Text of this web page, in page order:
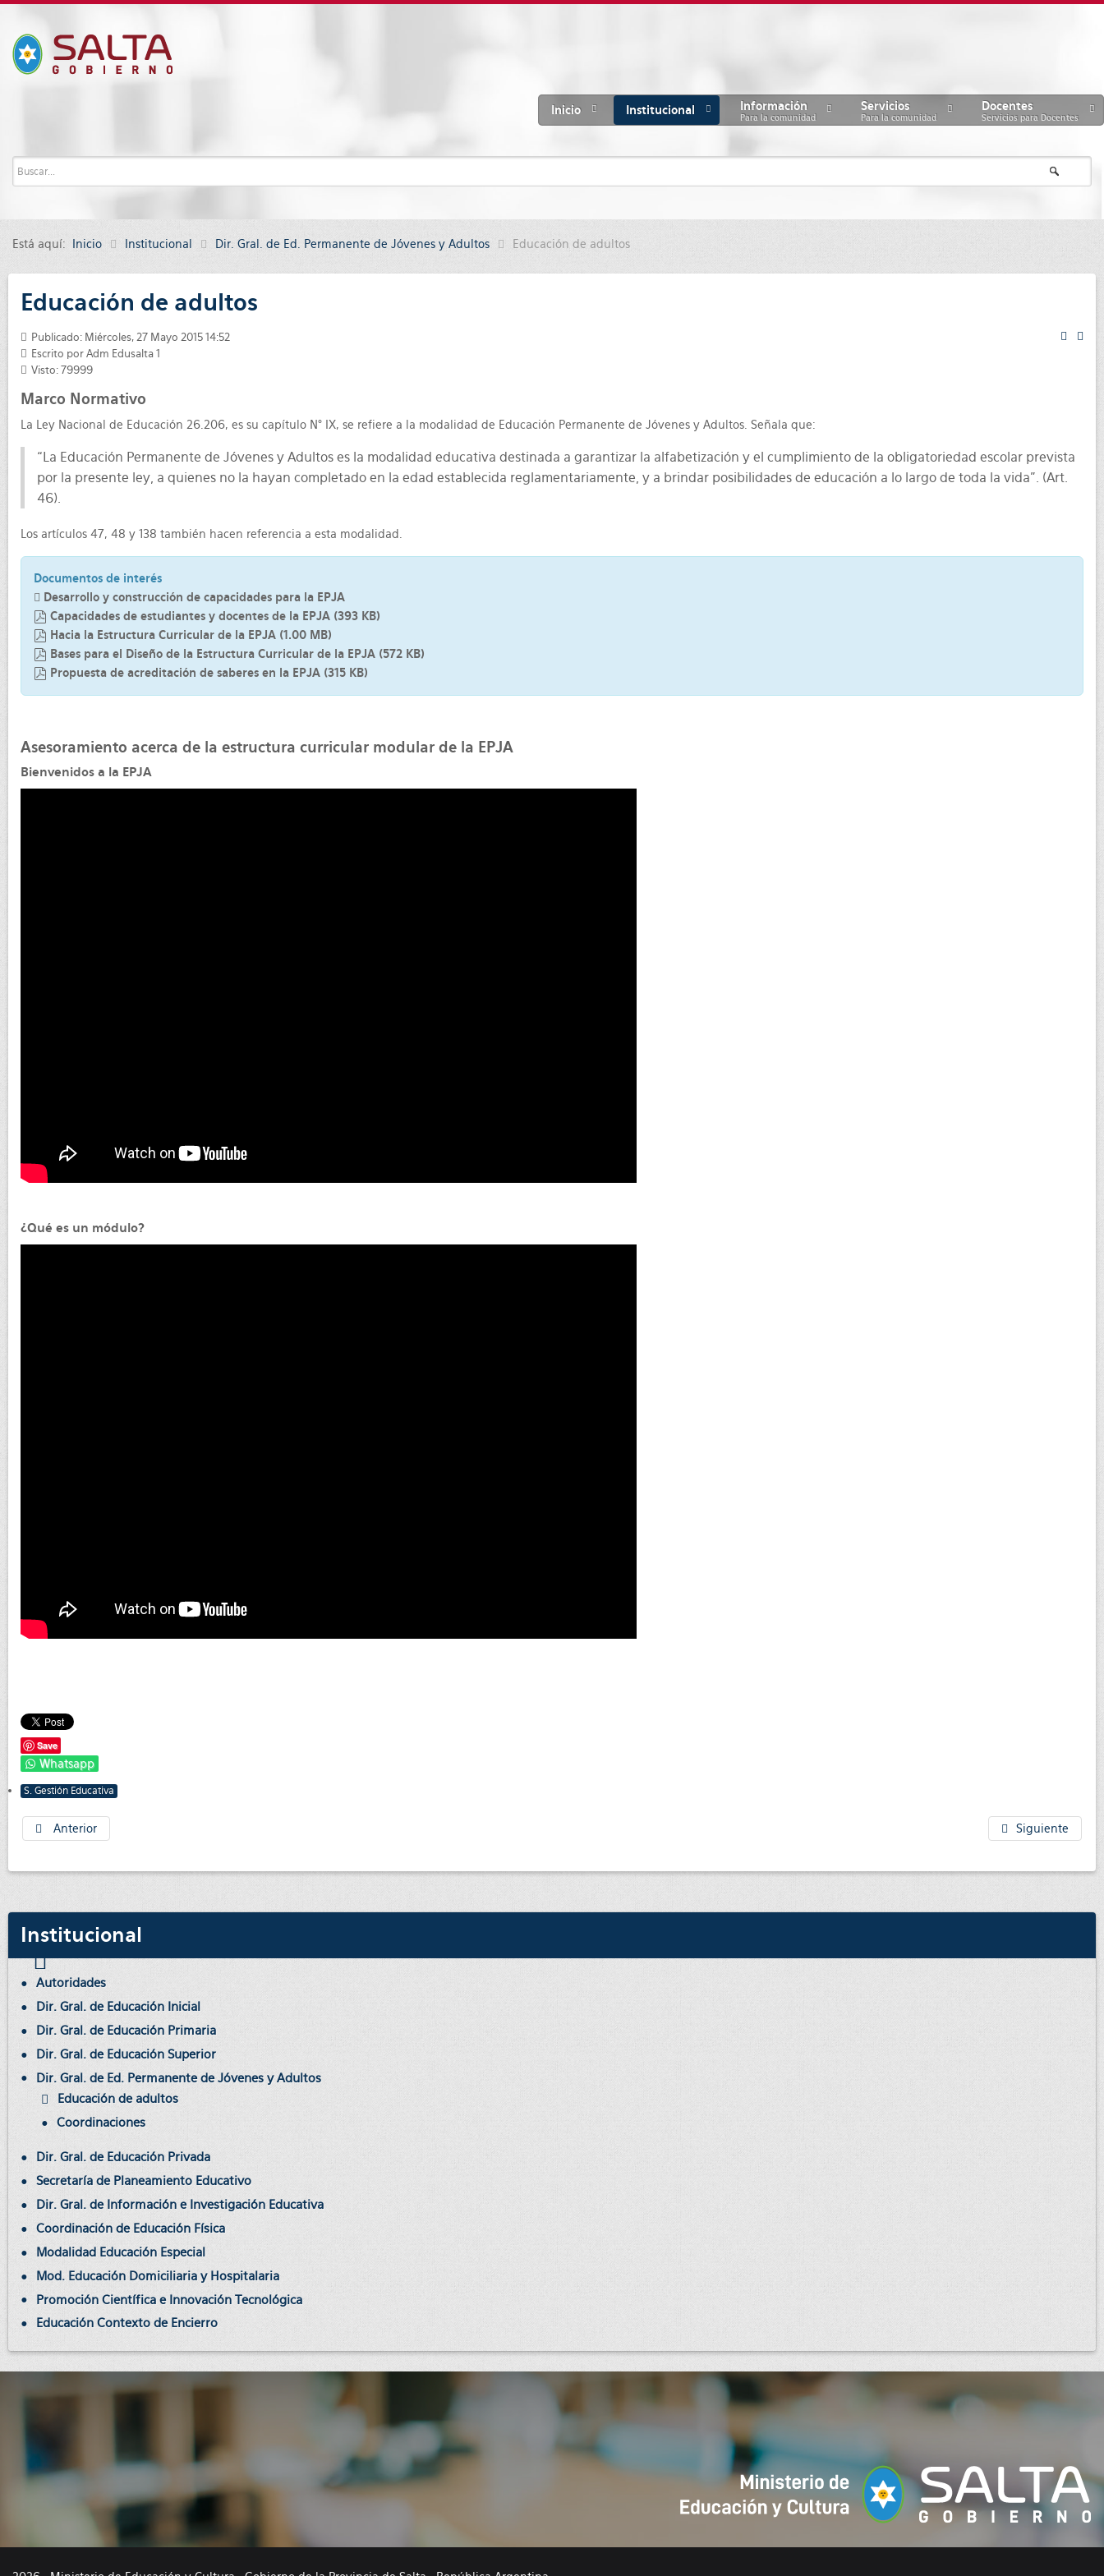
Inicio Institucional Información
Para la comunidad
Servicios
Para la comunidad
Docentes
Servicios para Docentes
Está aquí: Inicio Institucional Dir. Gral. de Ed. Permanente de Jóvenes y Adultos Educación de adultos
Educación de adultos
Publicado: Miércoles, 27 Mayo 2015 14:52
Escrito por Adm Edusalta 1
Visto: 79999
Marco Normativo
La Ley Nacional de Educación 26.206, es su capítulo N° IX, se refiere a la modalidad de Educación Permanente de Jóvenes y Adultos. Señala que:
“La Educación Permanente de Jóvenes y Adultos es la modalidad educativa destinada a garantizar la alfabetización y el cumplimiento de la obligatoriedad escolar prevista
por la presente ley, a quienes no la hayan completado en la edad establecida reglamentariamente, y a brindar posibilidades de educación a lo largo de toda la vida”. (Art.
46).
Los artículos 47, 48 y 138 también hacen referencia a esta modalidad.
Documentos de interés
Desarrollo y construcción de capacidades para la EPJA
pdf
Capacidades de estudiantes y docentes de la EPJA (393 KB)
pdf
Hacia la Estructura Curricular de la EPJA (1.00 MB)
pdf
Bases para el Diseño de la Estructura Curricular de la EPJA (572 KB)
Propuesta de acreditación de saberes en la EPJA (315 KB)
Asesoramiento acerca de la estructura curricular modular de la EPJA
Bienvenidos a la EPJA
¿Qué es un módulo?
Save
Whatsapp
S. Gestión Educativa
Anterior Siguiente
Institucional
Autoridades
Dir. Gral. de Educación Inicial
Dir. Gral. de Educación Primaria
Dir. Gral. de Educación Superior
Dir. Gral. de Ed. Permanente de Jóvenes y Adultos
Educación de adultos
Coordinaciones
Dir. Gral. de Educación Privada
Secretaría de Planeamiento Educativo
Dir. Gral. de Información e Investigación Educativa
Coordinación de Educación Física
Modalidad Educación Especial
Mod. Educación Domiciliaria y Hospitalaria
Promoción Científica e Innovación Tecnológica
Educación Contexto de Encierro